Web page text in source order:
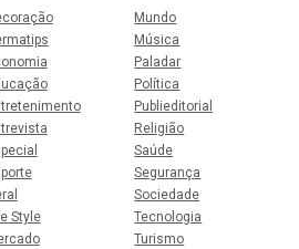
Style
Mundo
Música
Paladar
Política
Publieditorial
Religião
Saúde
Segurança
Sociedade
Tecnologia
Turismo